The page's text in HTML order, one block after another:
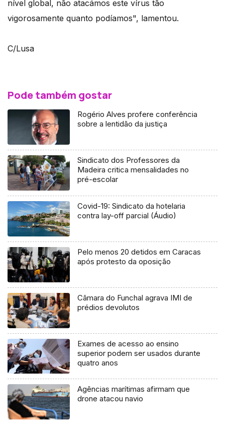
nível global, não atacámos este vírus tão
vigorosamente quanto podíamos", lamentou.
C/Lusa
Pode também gostar
Rogério Alves profere conferência
sobre a lentidão da justiça
Sindicato dos Professores da
Madeira critica mensalidades no
pré-escolar
Covid-19: Sindicato da hotelaria
contra lay-off parcial (Áudio)
Pelo menos 20 detidos em Caracas
após protesto da oposição
Câmara do Funchal agrava IMI de
prédios devolutos
Exames de acesso ao ensino
superior podem ser usados durante
quatro anos
Agências marítimas afirmam que
drone atacou navio